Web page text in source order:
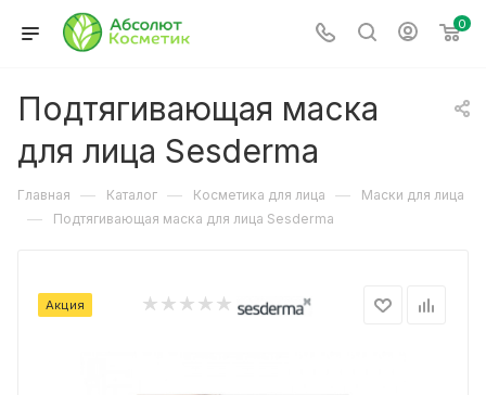
0
Подтягивающая маска
для лица Sesderma
Главная — Каталог — Косметика для лица — Маски для лица
— Подтягивающая маска для лица Sesderma
Акция